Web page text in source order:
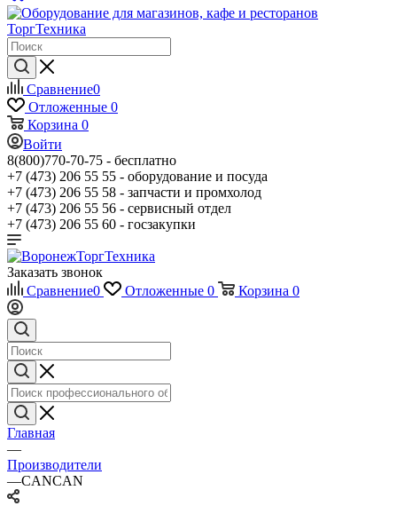
Сравнение0
Отложенные 0
Корзина 0
Войти
8(800)770-70-75 - бесплатно
+7 (473) 206 55 55 - оборудование и посуда
+7 (473) 206 55 58 - запчасти и промхолод
+7 (473) 206 55 56 - сервисный отдел
+7 (473) 206 55 60 - госзакупки
Заказать звонок
Сравнение0 Отложенные 0 Корзина 0
Главная
—
Производители
—CANCAN